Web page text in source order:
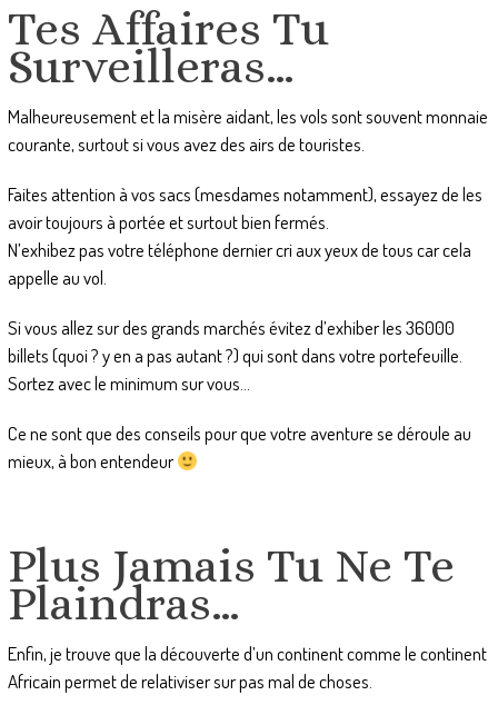
Tes Affaires Tu
Surveilleras…
Malheureusement et la misère aidant, les vols sont souvent monnaie
courante, surtout si vous avez des airs de touristes.
Faites attention à vos sacs (mesdames notamment), essayez de les
avoir toujours à portée et surtout bien fermés.
N’exhibez pas votre téléphone dernier cri aux yeux de tous car cela
appelle au vol.
Si vous allez sur des grands marchés évitez d’exhiber les 36000
billets (quoi ? y en a pas autant ?) qui sont dans votre portefeuille.
Sortez avec le minimum sur vous…
Ce ne sont que des conseils pour que votre aventure se déroule au
mieux, à bon entendeur
Plus Jamais Tu Ne Te
Plaindras…
Enfin, je trouve que la découverte d’un continent comme le continent
Africain permet de relativiser sur pas mal de choses.